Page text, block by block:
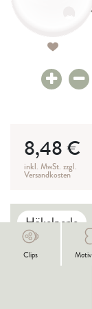
8,48 €
inkl. MwSt. zzgl.
Versandkosten
Clips
Häkelperle